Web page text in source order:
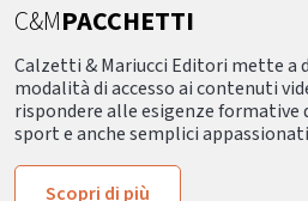
C&MPACCHETTI
Calzetti & Mariucci Editori mette a
modalità di accesso ai contenuti
rispondere alle esigenze
sport e anche semplici
Scopri di più